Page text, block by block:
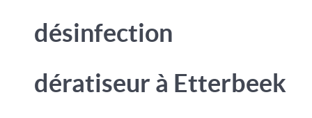
désinfection
dératiseur à Etterbeek